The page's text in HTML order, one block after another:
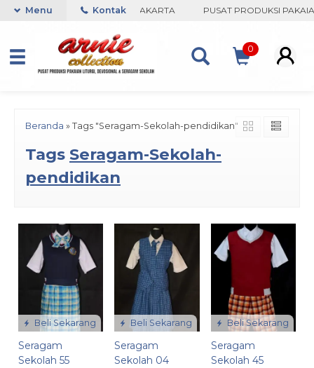
COLLECTION-BORO, YOGYAKARTA PUSAT PRODUKSI
Menu Kontak
0
Beranda » Tags "Seragam-Sekolah-pendidikan"
Tags Seragam-Sekolah-
pendidikan
Beli Sekarang
Seragam
Sekolah 55
Beli Sekarang
Seragam
Sekolah 04
Beli Sekarang
Seragam
Sekolah 45